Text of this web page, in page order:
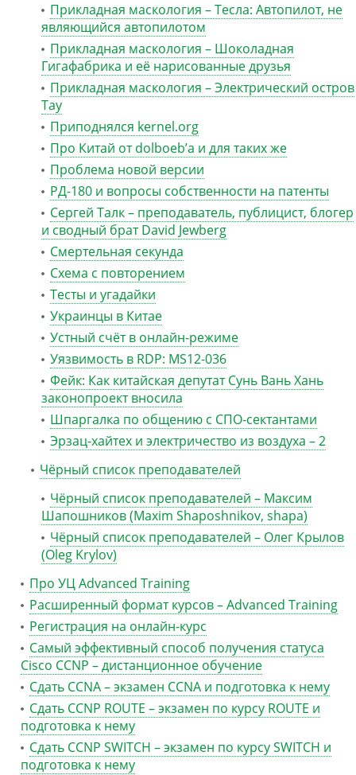
Прикладная маскология – Тесла: Автопилот, не
являющийся автопилотом
Прикладная маскология – Шоколадная
Гигафабрика и её нарисованные друзья
Прикладная маскология – Электрический остров
Тау
Приподнялся kernel.org
Про Китай от dolboeb’а и для таких же
Проблема новой версии
РД-180 и вопросы собственности на патенты
Сергей Талк – преподаватель, публицист, блогер
и сводный брат David Jewberg
Смертельная секунда
Схема с повторением
Тесты и угадайки
Украинцы в Китае
Устный счёт в онлайн-режиме
Уязвимость в RDP: MS12-036
Фейк: Как китайская депутат Сунь Вань Хань
законопроект вносила
Шпаргалка по общению с СПО-сектантами
Эрзац-хайтех и электричество из воздуха – 2
Чёрный список преподавателей
Чёрный список преподавателей – Максим
Шапошников (Maxim Shaposhnikov, shapa)
Чёрный список преподавателей – Олег Крылов
(Oleg Krylov)
Про УЦ Advanced Training
Расширенный формат курсов – Advanced Training
Регистрация на онлайн-курс
Самый эффективный способ получения статуса
Cisco CCNP – дистанционное обучение
Сдать CCNA – экзамен CCNA и подготовка к нему
Сдать CCNP ROUTE – экзамен по курсу ROUTE и
подготовка к нему
Сдать CCNP SWITCH – экзамен по курсу SWITCH и
подготовка к нему